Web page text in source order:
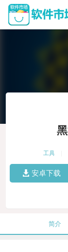
工具
安卓下载
简介